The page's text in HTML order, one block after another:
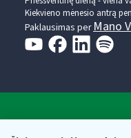
Kiekvieno mėnesio antrą
Paklausimas per Mano